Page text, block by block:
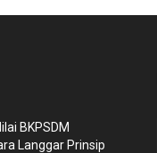
BKPSDM
Langgar Prinsip